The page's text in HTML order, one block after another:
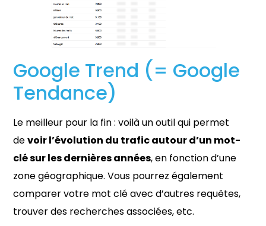
Google Trend (= Google
Tendance)
Le meilleur pour la fin : voilà un outil qui permet
devoir l’évolution du trafic autour d’un mot-
clé sur les dernières années, en fonction d’une
zone géographique. Vous pourrez également
comparer votre mot clé avec d’autres requêtes,
trouver des recherches associées, etc.